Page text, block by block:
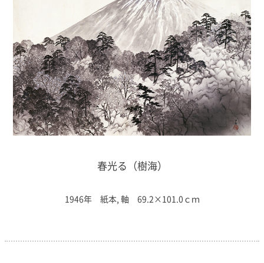
春光る（樹海）
1946年 紙本, 軸 69.2×101.0ｃｍ